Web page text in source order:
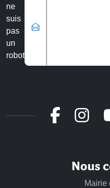
ne
suis
pas
un
robot
Nous
Mairie